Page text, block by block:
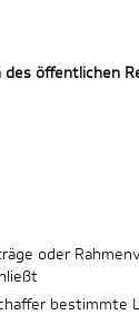
des öffentlichen
oder